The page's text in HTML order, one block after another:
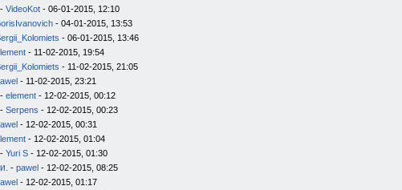
- VideoKot - 06-01-2015, 12:10
- 04-01-2015, 13:53
- 06-01-2015, 13:46
- 11-02-2015, 19:54
- 11-02-2015, 21:05
- 11-02-2015, 23:21
- element - 12-02-2015, 00:12
- Serpens - 12-02-2015, 00:23
- 12-02-2015, 00:31
- 12-02-2015, 01:04
- Yuri S - 12-02-2015, 01:30
- pawel - 12-02-2015, 08:25
- 12-02-2015, 01:17